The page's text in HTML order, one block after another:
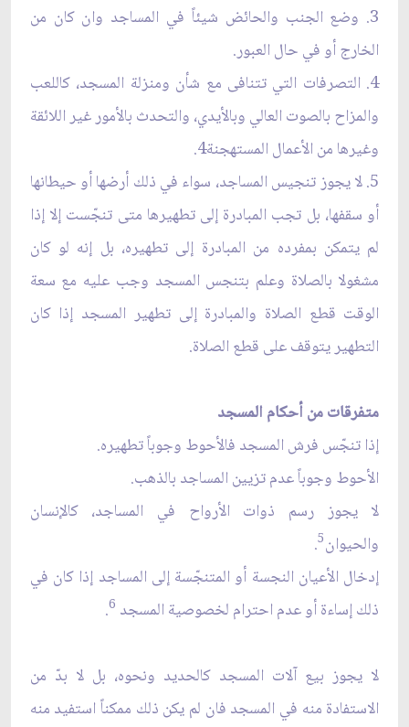
3. وضع الجنب والحائض شيئاً في المساجد وان كان من
الخارج أو في حال العبور.
4. التصرفات التي تتنافى مع شأن ومنزلة المسجد، كاللعب
والمزاح بالصوت العالي وبالأيدي، والتحدث بالأمور غير اللائقة
وغيرها من الأعمال المستهجنة4.
5. لا يجوز تنجيس المساجد، سواء في ذلك أرضها أو حيطانها
أو سقفها، بل تجب المبادرة إلى تطهيرها متى تنجّست إلا إذا
لم يتمكن بمفرده من المبادرة إلى تطهيره، بل إنه لو كان
مشغولا بالصلاة وعلم بتنجس المسجد وجب عليه مع سعة
الوقت قطع الصلاة والمبادرة إلى تطهير المسجد إذا كان
التطهير يتوقف على قطع الصلاة.
متفرقات من أحكام المسجد
إذا تنجّس فرش المسجد فالأحوط وجوباً تطهيره.
الأحوط وجوباً عدم تزيين المساجد بالذهب.
لا يجوز رسم ذوات الأرواح في المساجد، كالإنسان
والحيوان5
.
إدخال الأعيان النجسة أو المتنجّسة إلى المساجد إذا كان في
ذلك إساءة أو عدم احترام لخصوصية المسجد 6
.
لا يجوز بيع آلات المسجد كالحديد ونحوه، بل لا بدّ من
الاستفادة منه في المسجد فان لم يكن ذلك ممكناً استفيد منه